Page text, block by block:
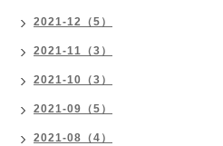
2021-12（5）
2021-11（3）
2021-10（3）
2021-09（5）
2021-08（4）